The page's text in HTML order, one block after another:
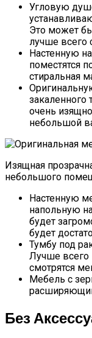
Угловую
Это может
лучше всего
Настенную
поместятся
стиральная
закаленного
очень
небольшой
Изящная
небольшого
Настенную
напольную
будет
будет
Тумбу под
Лучше всего
смотрятся
Мебель с
Без